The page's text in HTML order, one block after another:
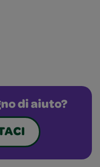
di aiuto?